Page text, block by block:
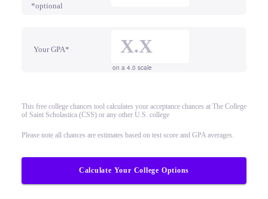
*optional
Your GPA*
on a 4.0 scale
This free college chances tool calculates your acceptance chances at The College
of Saint Scholastica (CSS) or any other U.S. college
Please note all chances are estimates based on test score and GPA averages.
Calculate Your College Options